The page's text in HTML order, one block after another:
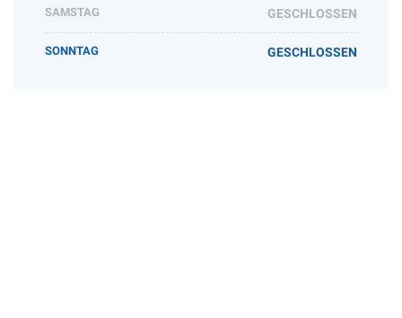
SAMSTAG GESCHLOSSEN
SONNTAG GESCHLOSSEN